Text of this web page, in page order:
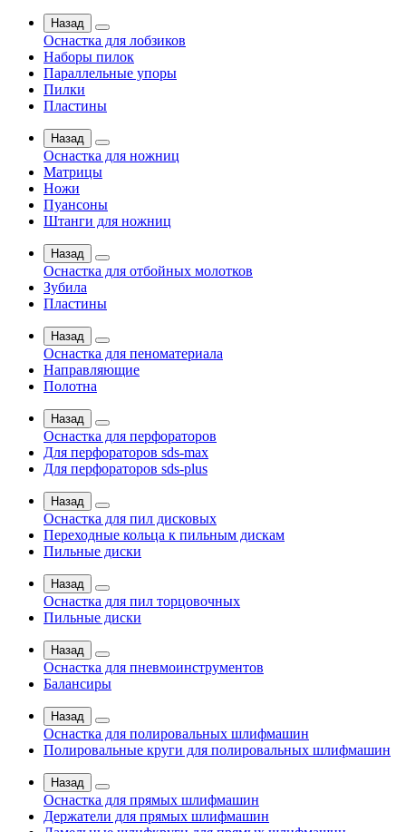
Назад
Оснастка для лобзиков
Наборы пилок
Параллельные упоры
Пилки
Пластины
Назад
Оснастка для ножниц
Матрицы
Ножи
Пуансоны
Штанги для ножниц
Назад
Оснастка для отбойных молотков
Зубила
Пластины
Назад
Оснастка для пеноматериала
Направляющие
Полотна
Назад
Оснастка для перфораторов
Для перфораторов sds-max
Для перфораторов sds-plus
Назад
Оснастка для пил дисковых
Переходные кольца к пильным дискам
Пильные диски
Назад
Оснастка для пил торцовочных
Пильные диски
Назад
Оснастка для пневмоинструментов
Балансиры
Назад
Оснастка для полировальных шлифмашин
Полировальные круги для полировальных шлифмашин
Назад
Оснастка для прямых шлифмашин
Держатели для прямых шлифмашин